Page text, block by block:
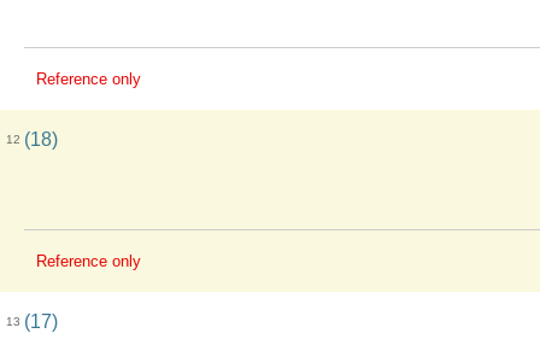
Reference only
12 (18)
Reference only
13 (17)